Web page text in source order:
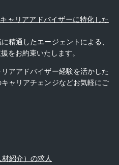
ャリアアドバイザーに特化した
精通したエージェントによる、
をお約束いたします。
アアドバイザー経験を活かした
ャリアチェンジなどお気軽にご
紹介）の求人